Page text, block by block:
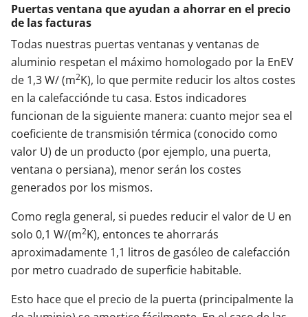
Puertas ventana que ayudan a ahorrar en el precio
de las facturas
Todas nuestras puertas ventanas y ventanas de
aluminio respetan el máximo homologado por la EnEV
de 1,3 W/ (m2K), lo que permite reducir los altos costes
en la calefacciónde tu casa. Estos indicadores
funcionan de la siguiente manera: cuanto mejor sea el
coeficiente de transmisión térmica (conocido como
valor U) de un producto (por ejemplo, una puerta,
ventana o persiana), menor serán los costes
generados por los mismos.
Como regla general, si puedes reducir el valor de U en
solo 0,1 W/(m2K), entonces te ahorrarás
aproximadamente 1,1 litros de gasóleo de calefacción
por metro cuadrado de superficie habitable.
Esto hace que el precio de la puerta (principalmente la